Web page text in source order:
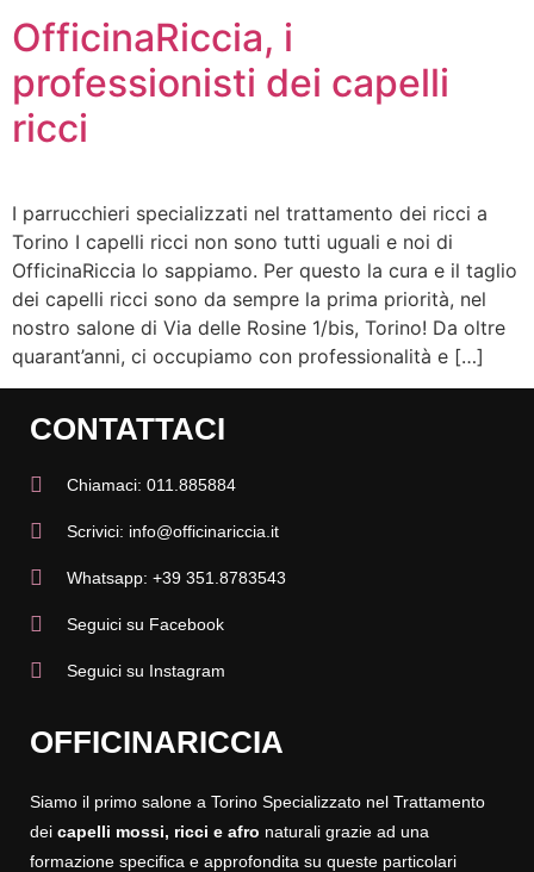
OfficinaRiccia, i
professionisti dei capelli
ricci
I parrucchieri specializzati nel trattamento dei ricci a
Torino I capelli ricci non sono tutti uguali e noi di
OfficinaRiccia lo sappiamo. Per questo la cura e il taglio
dei capelli ricci sono da sempre la prima priorità, nel
nostro salone di Via delle Rosine 1/bis, Torino! Da oltre
quarant’anni, ci occupiamo con professionalità e […]
CONTATTACI
Chiamaci: 011.885884
Scrivici: info@officinariccia.it
Whatsapp: +39 351.8783543
Seguici su Facebook
Seguici su Instagram
OFFICINARICCIA
Siamo il primo salone a Torino Specializzato nel Trattamento
dei capelli mossi, ricci e afro naturali grazie ad una
formazione specifica e approfondita su queste particolari